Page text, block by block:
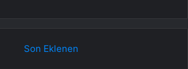
Son Eklenen